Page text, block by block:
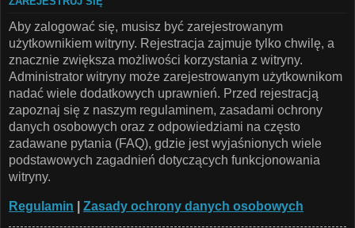
Aby zalogować się, musisz być zarejestrowanym
użytkownikiem witryny. Rejestracja zajmuje tylko chwilę, a
znacznie zwiększa możliwości korzystania z witryny.
Administrator witryny może zarejestrowanym użytkownikom
nadać wiele dodatkowych uprawnień. Przed rejestracją
zapoznaj się z naszym regulaminem, zasadami ochrony
danych osobowych oraz z odpowiedziami na często
zadawane pytania (FAQ), gdzie jest wyjaśnionych wiele
podstawowych zagadnień dotyczących funkcjonowania
witryny.
Regulamin Zasady ochrony danych osobowych